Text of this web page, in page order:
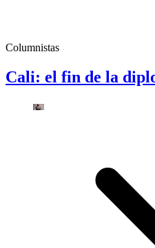
Columnistas
Cali: el fin de la